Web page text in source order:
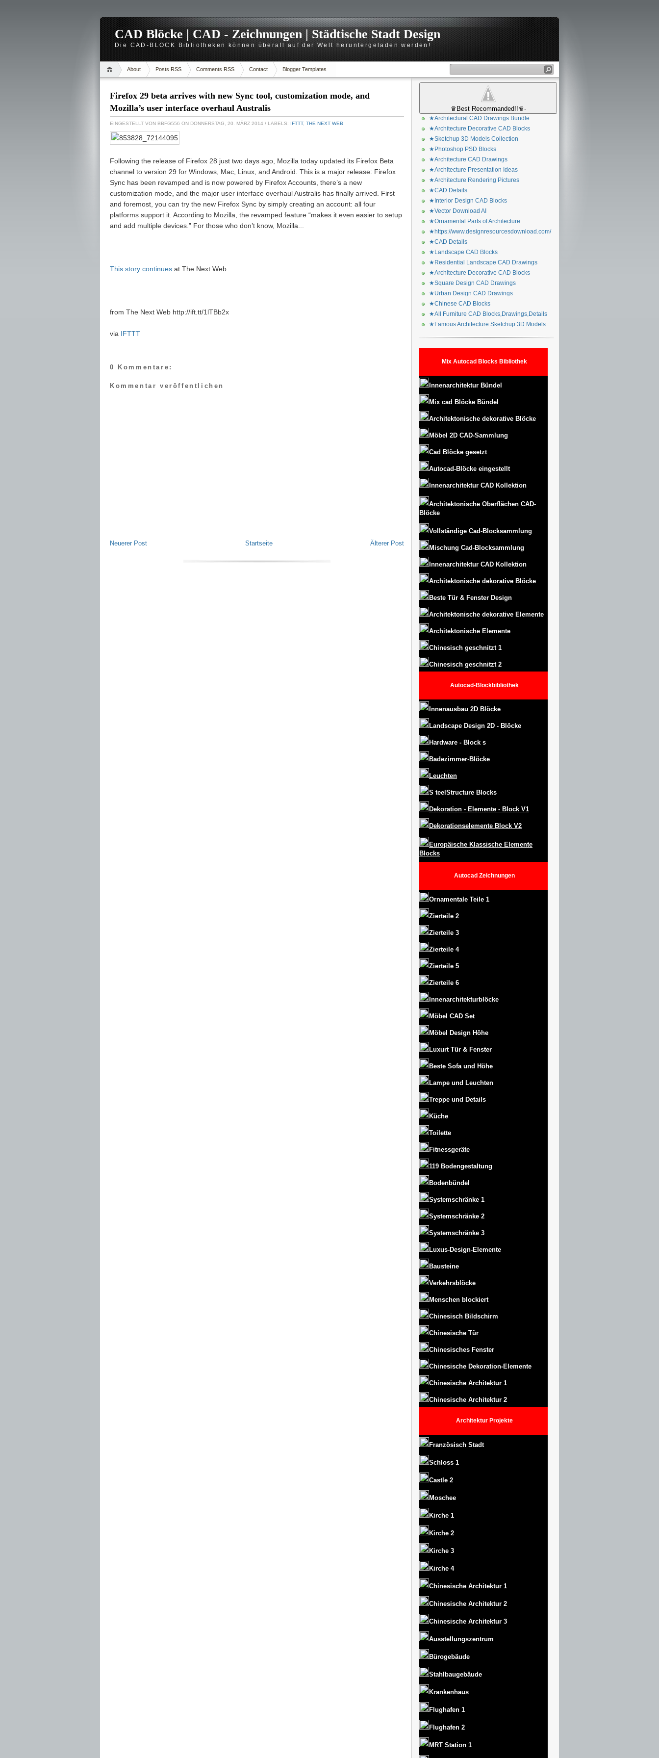
CAD Blöcke | CAD - Zeichnungen | Städtische Stadt Design
Die CAD-BLOCK Bibliotheken können überall auf der Welt heruntergeladen werden!
About Posts RSS Comments RSS Contact Blogger Templates
Firefox 29 beta arrives with new Sync tool, customization mode, and
Mozilla’s user interface overhaul Australis
EINGESTELLT VON BBFG556 ON DONNERSTAG, 20. MÄRZ 2014 / LABELS: IFTTT, THE NEXT WEB
Following the release of Firefox 28 just two days ago, Mozilla today updated its Firefox Beta
channel to version 29 for Windows, Mac, Linux, and Android. This is a major release: Firefox
Sync has been revamped and is now powered by Firefox Accounts, there’s a new
customization mode, and the major user interface overhaul Australis has finally arrived. First
and foremost, you can try the new Firefox Sync by simply creating an account: all four
platforms support it. According to Mozilla, the revamped feature “makes it even easier to setup
and add multiple devices.” For those who don’t know, Mozilla...
This story continues at The Next Web
from The Next Web http://ift.tt/1lTBb2x
via IFTTT
0 Kommentare:
Kommentar veröffentlichen
Neuerer Post Älterer Post
Startseite
♛Best Recommanded!!♛-
★Architectural CAD Drawings Bundle
★Architecture Decorative CAD Blocks
★Sketchup 3D Models Collection
★Photoshop PSD Blocks
★Architecture CAD Drawings
★Architecture Presentation Ideas
★Architecture Rendering Pictures
★CAD Details
★Interior Design CAD Blocks
★Vector Download AI
★Ornamental Parts of Architecture
★https://www.designresourcesdownload.com/
★CAD Details
★Landscape CAD Blocks
★Residential Landscape CAD Drawings
★Architecture Decorative CAD Blocks
★Square Design CAD Drawings
★Urban Design CAD Drawings
★Chinese CAD Blocks
★All Furniture CAD Blocks,Drawings,Details
★Famous Architecture Sketchup 3D Models
Mix Autocad Blocks Bibliothek
Innenarchitektur Bündel
Mix cad Blöcke Bündel
Architektonische dekorative Blöcke
Möbel 2D CAD-Sammlung
Cad Blöcke gesetzt
Autocad-Blöcke eingestellt
Innenarchitektur CAD Kollektion
Architektonische Oberflächen CAD-
Blöcke
Vollständige Cad-Blocksammlung
Mischung Cad-Blocksammlung
Innenarchitektur CAD Kollektion
Architektonische dekorative Blöcke
Beste Tür & Fenster Design
Architektonische dekorative Elemente
Architektonische Elemente
Chinesisch geschnitzt 1
Chinesisch geschnitzt 2
Autocad-Blockbibliothek
Innenausbau 2D Blöcke
Landscape Design 2D - Blöcke
Hardware - Block s
Badezimmer-Blöcke
Leuchten
S teel Structure Blocks
Dekoration - Elemente - Block V1
Dekorationselemente Block V2
Europäische Klassische Elemente
Blocks
Autocad Zeichnungen
Ornamentale Teile 1
Zierteile 2
Zierteile 3
Zierteile 4
Zierteile 5
Zierteile 6
Innenarchitekturblöcke
Möbel CAD Set
Möbel Design Höhe
Luxurt Tür & Fenster
Beste Sofa und Höhe
Lampe und Leuchten
Treppe und Details
Küche
Toilette
Fitnessgeräte
119 Bodengestaltung
Bodenbündel
Systemschränke 1
Systemschränke 2
Systemschränke 3
Luxus-Design-Elemente
Bausteine
Verkehrsblöcke
Menschen blockiert
Chinesisch Bildschirm
Chinesische Tür
Chinesisches Fenster
Chinesische Dekoration-Elemente
Chinesische Architektur 1
Chinesische Architektur 2
Architektur Projekte
Französisch Stadt
Schloss 1
Castle 2
Moschee
Kirche 1
Kirche 2
Kirche 3
Kirche 4
Chinesische Architektur 1
Chinesische Architektur 2
Chinesische Architektur 3
Ausstellungszentrum
Bürogebäude
Stahlbaugebäude
Krankenhaus
Flughafen 1
Flughafen 2
MRT Station 1